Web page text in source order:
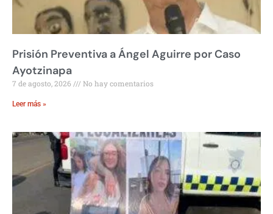
Prisión Preventiva a Ángel Aguirre por Caso
Ayotzinapa
7 de agosto, 2026 No hay comentarios
Leer más »